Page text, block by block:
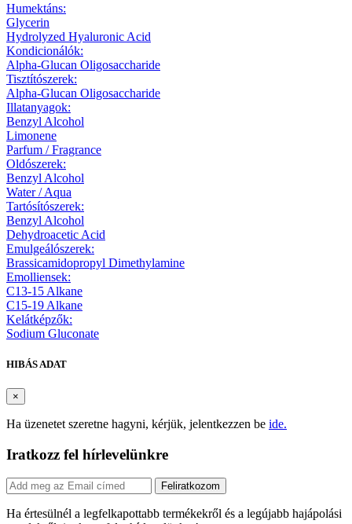
Humektáns:
Glycerin
Hydrolyzed Hyaluronic Acid
Kondicionálók:
Alpha-Glucan Oligosaccharide
Tisztítószerek:
Alpha-Glucan Oligosaccharide
Illatanyagok:
Benzyl Alcohol
Limonene
Parfum / Fragrance
Oldószerek:
Benzyl Alcohol
Water / Aqua
Tartósítószerek:
Benzyl Alcohol
Dehydroacetic Acid
Emulgeálószerek:
Brassicamidopropyl Dimethylamine
Emolliensek:
C13-15 Alkane
C15-19 Alkane
Kelátképzők:
Sodium Gluconate
HIBÁS ADAT
×
Ha üzenetet szeretne hagyni, kérjük, jelentkezzen be ide.
Iratkozz fel hírlevelünkre
Feliratkozom
Ha értesülnél a legfelkapottabb termékekről és a legújabb hajápolási